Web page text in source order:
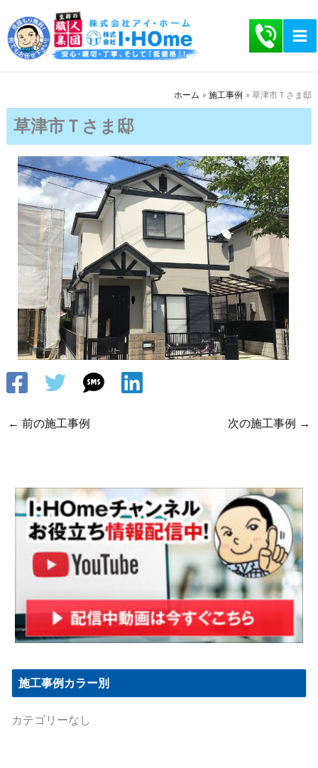
容
を
ッ
ホーム 施工事例 草津市Ｔさま邸
草津市Ｔさま邸
← 前の施工事例 次の施工事例 →
施工事例カラー別
カテゴリーなし